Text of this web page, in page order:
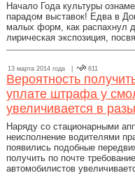
Начало Года культуры
парадом выставок! Едва в
малых форм, как распахнул
лирическая экспозиция,
13 марта 2014 года | 611
Вероятность
уплате штрафа у
увеличивается в разы
Наряду со стационарными
неисполнение водителями
появились подобные
получить по почте
автомобилистов